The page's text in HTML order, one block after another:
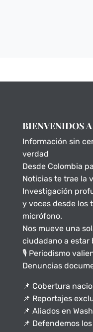
BIENVENIDOS
Información sin
verdad
Desde Colombia
Noticias te trae la
Investigación
y voces desde los
micrófono.
Nos mueve una
ciudadano a estar
🎙️ Periodismo
Denuncias
📌 Cobertura
📌 Reportajes
📌 Aliados en
📌 Defendemos